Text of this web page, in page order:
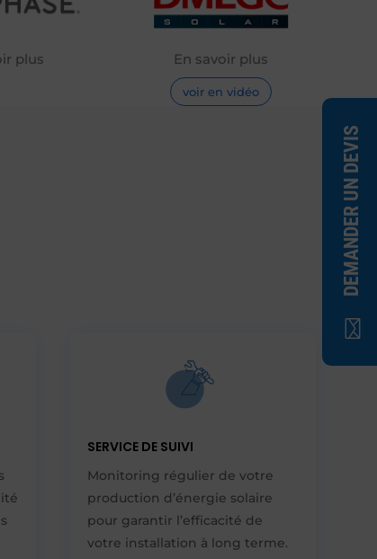
plus En savoir plus
voir en vidéo
SERVICE DE SUIVI
Monitoring régulier de votre
production d’énergie solaire
pour garantir l’efficacité de
votre installation à long terme.

DEMANDER UN DEVIS